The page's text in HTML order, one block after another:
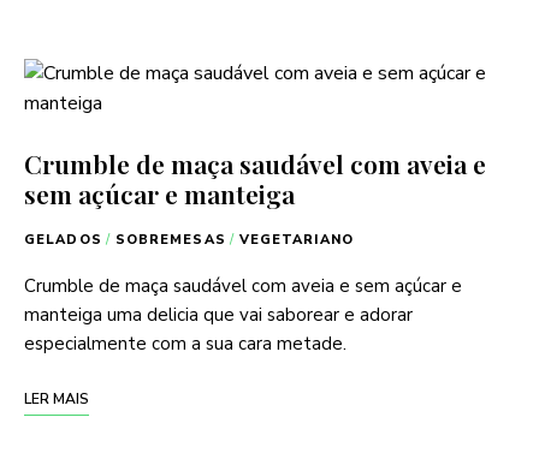
Crumble de maça saudável com aveia e
sem açúcar e manteiga
GELADOS / SOBREMESAS / VEGETARIANO
Crumble de maça saudável com aveia e sem açúcar e
manteiga uma delicia que vai saborear e adorar
especialmente com a sua cara metade.
LER MAIS